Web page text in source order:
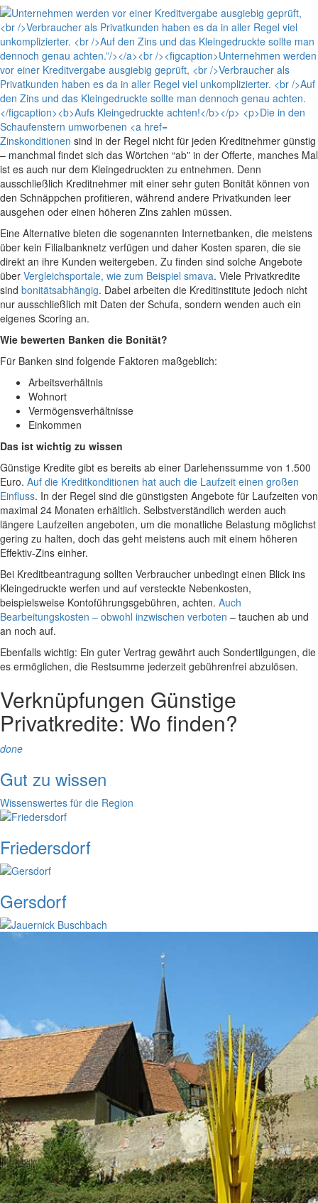
Zinskonditionen sind in der Regel nicht für jeden Kreditnehmer günstig
– manchmal findet sich das Wörtchen “ab” in der Offerte, manches Mal
ist es auch nur dem Kleingedruckten zu entnehmen. Denn
ausschließlich Kreditnehmer mit einer sehr guten Bonität können von
den Schnäppchen profitieren, während andere Privatkunden leer
ausgehen oder einen höheren Zins zahlen müssen.
Eine Alternative bieten die sogenannten Internetbanken, die meistens
über kein Filialbanknetz verfügen und daher Kosten sparen, die sie
direkt an ihre Kunden weitergeben. Zu finden sind solche Angebote
über Vergleichsportale, wie zum Beispiel smava. Viele Privatkredite
sind bonitätsabhängig. Dabei arbeiten die Kreditinstitute jedoch nicht
nur ausschließlich mit Daten der Schufa, sondern wenden auch ein
eigenes Scoring an.
Wie bewerten Banken die Bonität?
Für Banken sind folgende Faktoren maßgeblich:
Arbeitsverhältnis
Wohnort
Vermögensverhältnisse
Einkommen
Das ist wichtig zu wissen
Günstige Kredite gibt es bereits ab einer Darlehenssumme von 1.500
Euro. Auf die Kreditkonditionen hat auch die Laufzeit einen großen
Einfluss. In der Regel sind die günstigsten Angebote für Laufzeiten von
maximal 24 Monaten erhältlich. Selbstverständlich werden auch
längere Laufzeiten angeboten, um die monatliche Belastung möglichst
gering zu halten, doch das geht meistens auch mit einem höheren
Effektiv-Zins einher.
Bei Kreditbeantragung sollten Verbraucher unbedingt einen Blick ins
Kleingedruckte werfen und auf versteckte Nebenkosten,
beispielsweise Kontoführungsgebühren, achten. Auch
Bearbeitungskosten – obwohl inzwischen verboten – tauchen ab und
an noch auf.
Ebenfalls wichtig: Ein guter Vertrag gewährt auch Sondertilgungen, die
es ermöglichen, die Restsumme jederzeit gebührenfrei abzulösen.
Verknüpfungen Günstige
Privatkredite: Wo finden?
done
Gut zu wissen
Wissenswertes für die Region
Friedersdorf
Gersdorf